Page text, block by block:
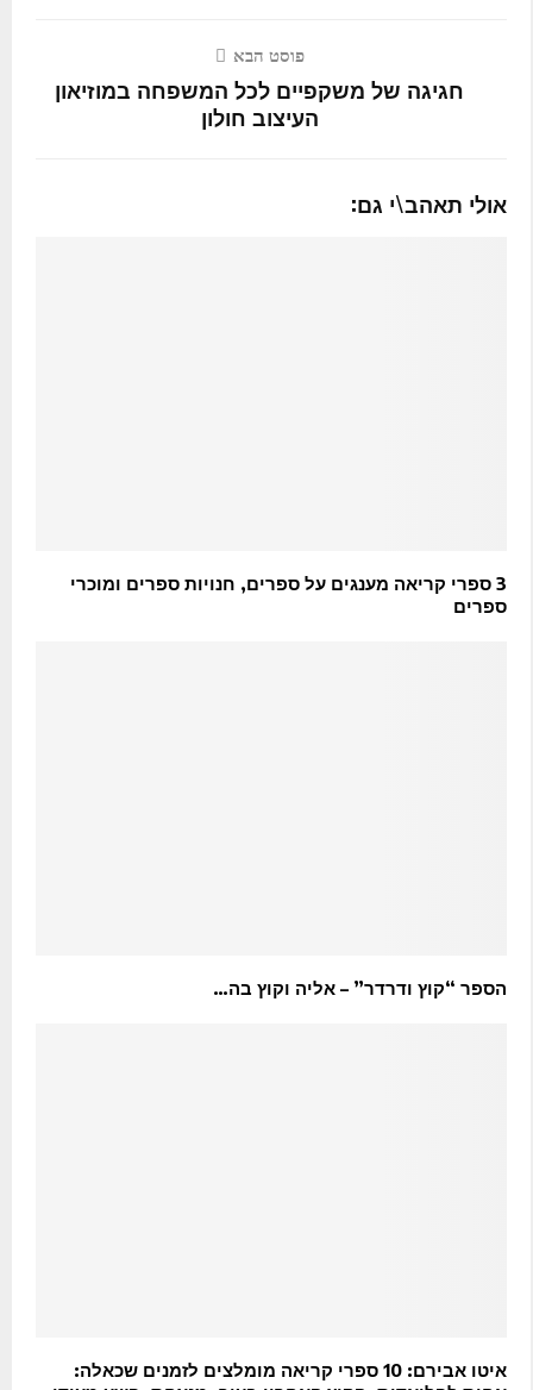
פוסט הבא
חגיגה של משקפיים לכל המשפחה במוזיאון
העיצוב חולון
אולי תאהב\י גם:
3 ספרי קריאה מענגים על ספרים, חנויות ספרים ומוכרי
ספרים
הספר “קוץ ודרדר” – אליה וקוץ בה…
איטו אבירם: 10 ספרי קריאה מומלצים לזמנים שכאלה: